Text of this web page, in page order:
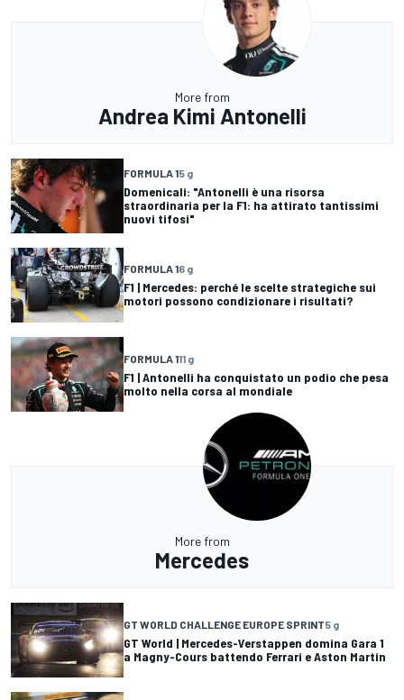
More from
Andrea Kimi Antonelli
FORMULA 15 g
Domenicali: "Antonelli è una risorsa
straordinaria per la F1: ha attirato tantissimi
nuovi tifosi"
FORMULA 16 g
F1 | Mercedes: perché le scelte strategiche sui
motori possono condizionare i risultati?
FORMULA 111 g
F1 | Antonelli ha conquistato un podio che pesa
molto nella corsa al mondiale
More from
Mercedes
GT WORLD CHALLENGE EUROPE SPRINT5 g
GT World | Mercedes-Verstappen domina Gara 1
a Magny-Cours battendo Ferrari e Aston Martin